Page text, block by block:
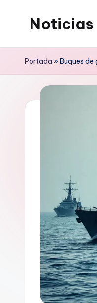
Noticias
Portada »Buques de